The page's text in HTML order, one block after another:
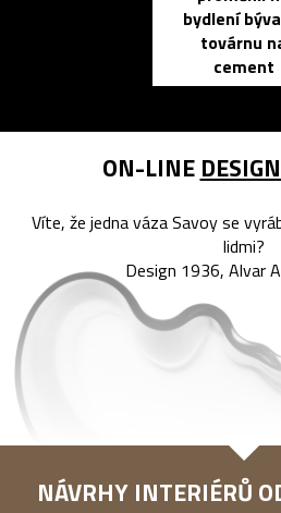
bydlení
továrnu
cement
ON-LINE
Víte, že jedna váza Savoy se
lidmi?
Design 1936, Alvar
NÁVRHY INTERIÉRŮ